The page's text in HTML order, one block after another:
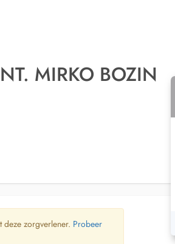
MIRKO BOZIN
zorgverlener. Probeer